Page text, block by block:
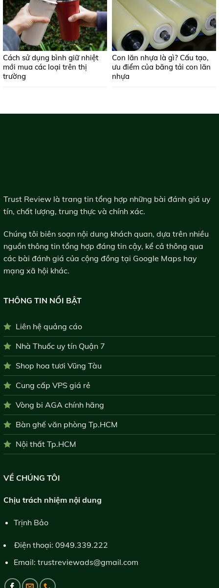
Cách sử dụng bình giữ nhiệt
mới mua các loại trên thị
trường
Con lăn nhựa là gì? Cấu tạo,
ưu điểm của băng tải con lăn
nhựa
Trust Review là trang tin tổng hợp những bài đánh giá uy
tín, chất lượng, trung thực và chính xác.
Chúng tôi biên soạn nội dung khách quan, dựa trên nhiều
nguồn thông tin tổng hợp đáng tin cậy, kể cả thông qua
các bài đánh giá của cộng đồng tại Google Maps hay
mạng xã hội khác.
THÔNG TIN NỔI BẬT
Liên hệ quảng cáo
Nhà Thuốc uy tín Quận 7
Shop hoa tươi Vũng Tàu
Cung cấp VPS giá rẻ
Vòng bi AGA chính hãng
Bàn ghế văn phòng Tp.HCM
Nội thất Tp.HCM
VỀ CHÚNG TÔI
Chịu trách nhiệm nội dung
Trịnh Bảo
Điện thoại: 0949.339.222
Email: trustreviewads@gmail.com